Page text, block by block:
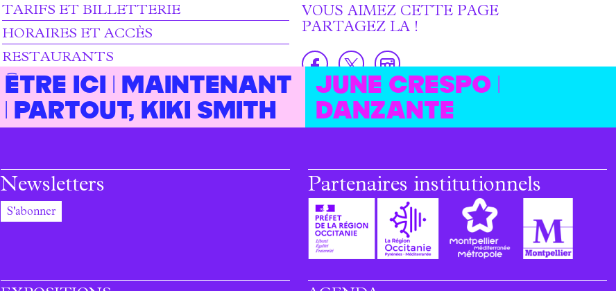
TARIFS ET BILLETTERIE
HORAIRES ET ACCÈS
RESTAURANTS
VOUS AIMEZ CETTE PAGE
PARTAGEZ LA !
Être ici | Maintenant
| Partout, Kiki Smith
June Crespo |
Danzante
Newsletters
S'abonner
Partenaires institutionnels